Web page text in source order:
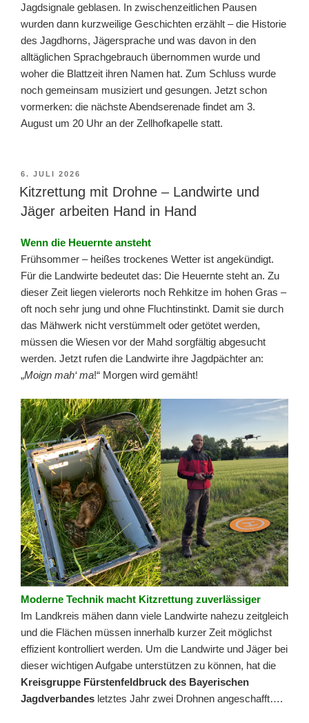
Jagdsignale geblasen. In zwischenzeitlichen Pausen
wurden dann kurzweilige Geschichten erzählt – die Historie
des Jagdhorns, Jägersprache und was davon in den
alltäglichen Sprachgebrauch übernommen wurde und
woher die Blattzeit ihren Namen hat. Zum Schluss wurde
noch gemeinsam musiziert und gesungen. Jetzt schon
vormerken: die nächste Abendserenade findet am 3.
August um 20 Uhr an der Zellhofkapelle statt.
VERÖFFENTLICHT
AM
6. JULI 2026
Kitzrettung mit Drohne – Landwirte und
Jäger arbeiten Hand in Hand
Wenn die Heuernte ansteht
Frühsommer – heißes trockenes Wetter ist angekündigt.
Für die Landwirte bedeutet das: Die Heuernte steht an. Zu
dieser Zeit liegen vielerorts noch Rehkitze im hohen Gras –
oft noch sehr jung und ohne Fluchtinstinkt. Damit sie durch
das Mähwerk nicht verstümmelt oder getötet werden,
müssen die Wiesen vor der Mahd sorgfältig abgesucht
werden. Jetzt rufen die Landwirte ihre Jagdpächter an:
„Moign mah‘ ma!“ Morgen wird gemäht!
Moderne Technik macht Kitzrettung zuverlässiger
Im Landkreis mähen dann viele Landwirte nahezu zeitgleich
und die Flächen müssen innerhalb kurzer Zeit möglichst
effizient kontrolliert werden. Um die Landwirte und Jäger bei
dieser wichtigen Aufgabe unterstützen zu können, hat die
Kreisgruppe Fürstenfeldbruck des Bayerischen
Jagdverbandes letztes Jahr zwei Drohnen angeschafft….